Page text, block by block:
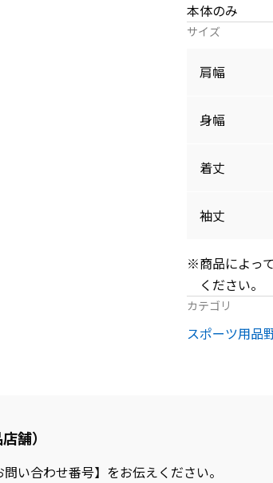
本体のみ
サイズ
肩幅
身幅
着丈
袖丈
※商品によっ
ください。
カテゴリ
スポーツ用品
舗）
い合わせ番号】をお伝えください。